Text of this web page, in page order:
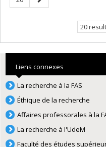
page
20
Liens connexes
La recherche à la FAS
Éthique de la recherche
Affaires professorales à la
La recherche à l'UdeM
Faculté des études